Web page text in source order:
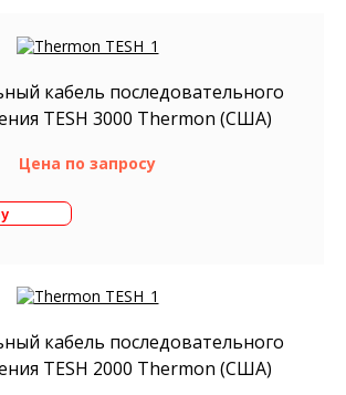
кабель последовательного
TESH 3000 Thermon (США)
Цена по запросу
кабель последовательного
TESH 2000 Thermon (США)